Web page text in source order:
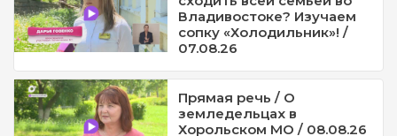
Владивостоке? Изучаем
сопку «Холодильник»! /
07.08.26
Прямая речь / О
земледельцах в
Хорольском МО / 08.08.26